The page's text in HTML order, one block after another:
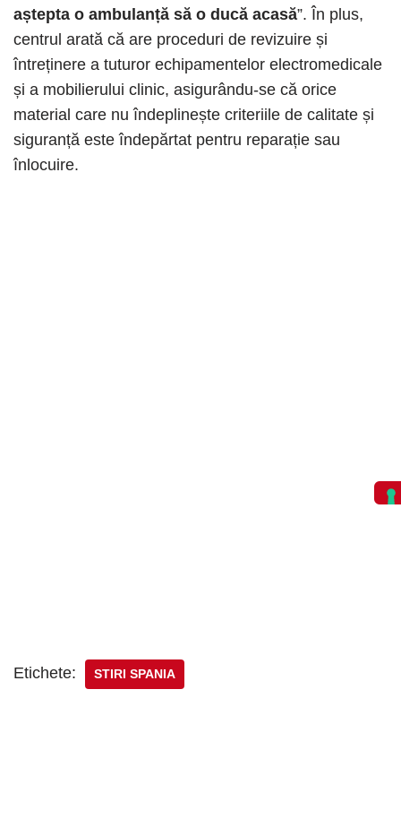
aștepta o ambulanță să o ducă acasă”. În plus,
centrul arată că are proceduri de revizuire și
întreținere a tuturor echipamentelor electromedicale
și a mobilierului clinic, asigurându-se că orice
material care nu îndeplinește criteriile de calitate și
siguranță este îndepărtat pentru reparație sau
înlocuire.
Etichete: STIRI SPANIA